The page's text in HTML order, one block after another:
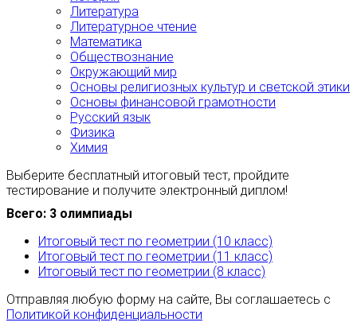
Литература
Литературное чтение
Математика
Обществознание
Окружающий мир
Основы религиозных культур и светской этики
Основы финансовой грамотности
Русский язык
Физика
Химия
Выберите бесплатный итоговый тест, пройдите
тестирование и получите электронный диплом!
Всего: 3 олимпиады
Итоговый тест по геометрии (10 класс)
Итоговый тест по геометрии (11 класс)
Итоговый тест по геометрии (8 класс)
Отправляя любую форму на сайте, Вы соглашаетесь с
Политикой конфиденциальности